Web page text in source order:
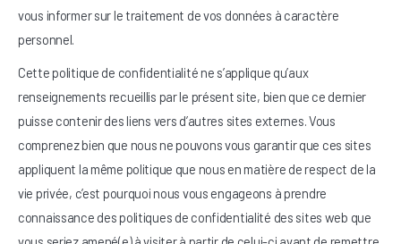
vous informer sur le traitement de vos données à caractère
personnel.
Cette politique de confidentialité ne s’applique qu’aux
renseignements recueillis par le présent site, bien que ce dernier
puisse contenir des liens vers d’autres sites externes. Vous
comprenez bien que nous ne pouvons vous garantir que ces sites
appliquent la même politique que nous en matière de respect de la
vie privée, c’est pourquoi nous vous engageons à prendre
connaissance des politiques de confidentialité des sites web que